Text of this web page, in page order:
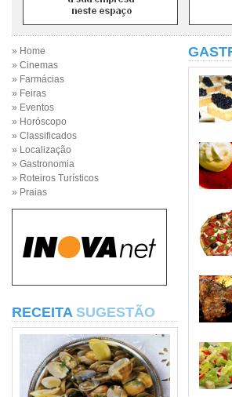
» Home
» Cinemas
» Farmácias
» Feiras
» Eventos
» Horóscopo
» Classificados
» Localização
» Gastronomia
» Roteiros Turísticos
» Praias
RECEITA SUGESTÃO